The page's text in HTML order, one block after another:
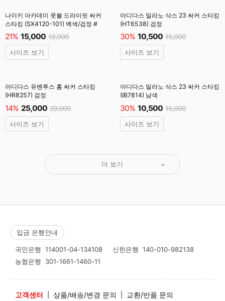
나이키 아카데미 풋볼 드라이핏 싸커
스타킹 (SX4120-101) 백색/검정 #
21% 15,000 19,000
사이즈 보기
아디다스 밀라노 삭스 23 싸커 스타킹
(HT6538) 검정
30% 10,500 15,000
사이즈 보기
아디다스 유벤투스 홈 싸커 스타킹
(HR8257) 검정
14% 25,000 29,000
사이즈 보기
아디다스 밀라노 삭스 23 싸커 스타킹
(IB7814) 남색
30% 10,500 15,000
사이즈 보기
더 보기
입금 은행안내
국민은행 114001-04-134108 신한은행 140-010-982138
농협은행 301-1661-1460-11
고객센터 상품/배송/변경 문의 교환/반품 문의